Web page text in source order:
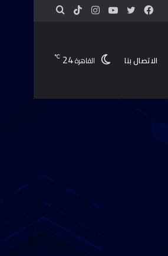
الاتصال بنا القاهرة24
℃